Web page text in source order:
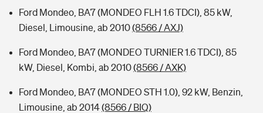
Ford Mondeo, BA7 (MONDEO FLH 1.6 TDCI), 85 kW,
Diesel, Limousine, ab 2010(8566 / AXJ)
Ford Mondeo, BA7 (MONDEO TURNIER 1.6 TDCI), 85
kW, Diesel, Kombi, ab 2010(8566 / AXK)
Ford Mondeo, BA7 (MONDEO STH 1.0), 92 kW, Benzin,
Limousine, ab 2014(8566 / BIQ)